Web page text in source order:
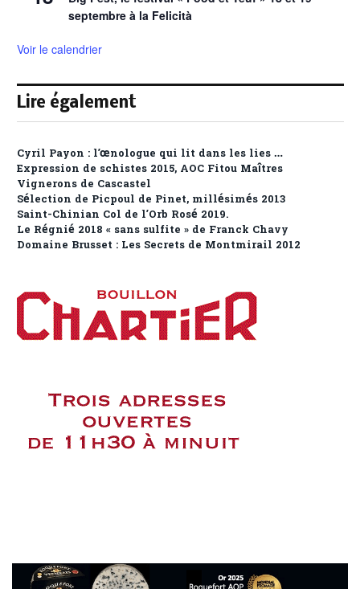
septembre à la Felicità
Voir le calendrier
Lire également
Cyril Payon : l’œnologue qui lit dans les lies …
Expression de schistes 2015, AOC Fitou Maîtres
Vignerons de Cascastel
Sélection de Picpoul de Pinet, millésimés 2013
Saint-Chinian Col de l’Orb Rosé 2019.
Le Régnié 2018 « sans sulfite » de Franck Chavy
Domaine Brusset : Les Secrets de Montmirail 2012